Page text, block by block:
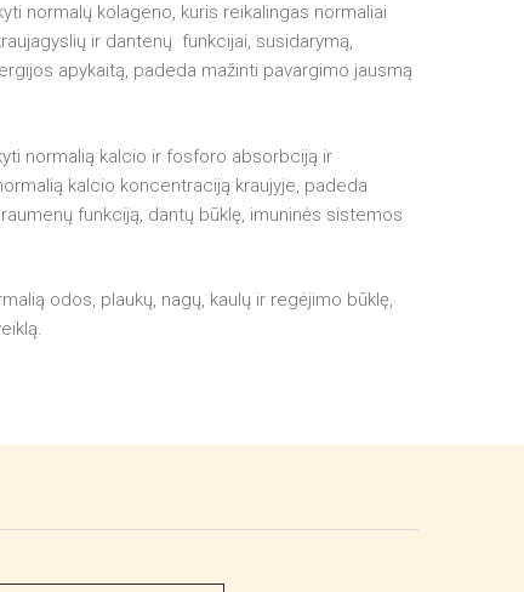
normalų kolageno, kuris reikalingas normaliai
ir dantenų funkcijai, susidarymą,
apykaitą, padeda mažinti pavargimo jausmą
normalią kalcio ir fosforo absorbciją ir
kalcio koncentraciją kraujyje, padeda
funkciją, dantų būklę, imuninės sistemos
odos, plaukų, nagų, kaulų ir regėjimo būklę,